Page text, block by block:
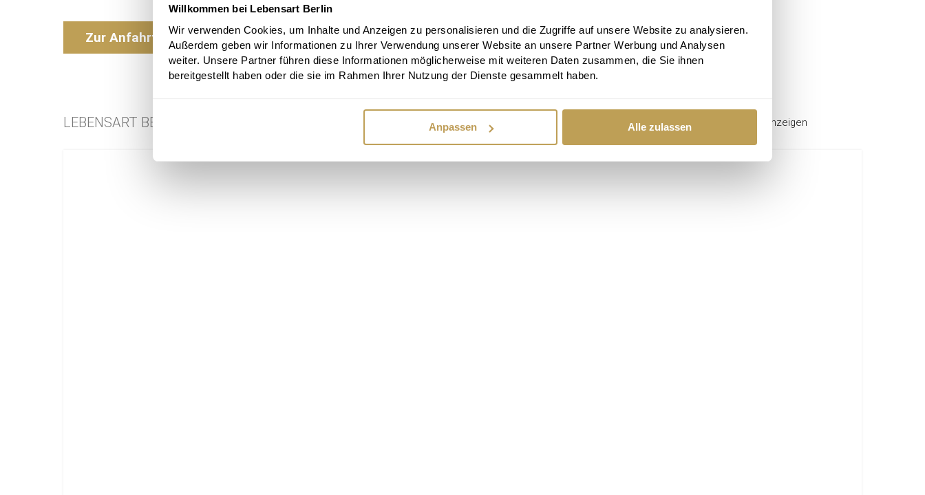
Willkommen bei Lebensart Berlin
Wir verwenden Cookies, um Inhalte und Anzeigen zu personalisieren und die Zugriffe auf unsere Website zu analysieren.
Außerdem geben wir Informationen zu Ihrer Verwendung unserer Website an unsere Partner Werbung und Analysen
weiter. Unsere Partner führen diese Informationen möglicherweise mit weiteren Daten zusammen, die Sie ihnen
bereitgestellt haben oder die sie im Rahmen Ihrer Nutzung der Dienste gesammelt haben.
Anpassen Alle zulassen
Zur Anfahrt
LEBENSART BESTSELLER alles anzeigen